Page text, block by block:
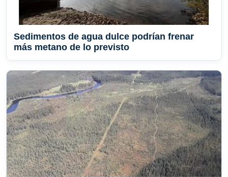
Sedimentos de agua dulce podrían frenar
más metano de lo previsto